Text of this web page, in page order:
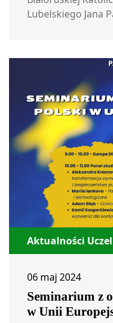
Lubelskiego Jana
Aktualności
06 maj 2024
Seminarium z
w Unii